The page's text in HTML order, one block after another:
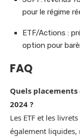
pour le régime
ETF/Actions :
option pour
FAQ
Quels
2024 ?
Les ETF et les
également liquides,